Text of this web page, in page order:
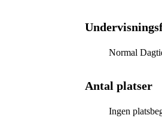
Normal
Antal platser
Ingen